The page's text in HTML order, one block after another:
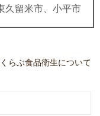
久留米市、小平市
らぶ食品衛生について